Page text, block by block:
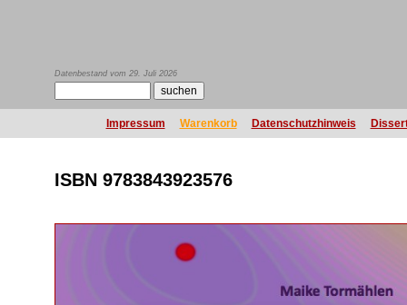
Datenbestand vom 29. Juli 2026
Impressum Warenkorb Datenschutzhinweis
ISBN 9783843923576